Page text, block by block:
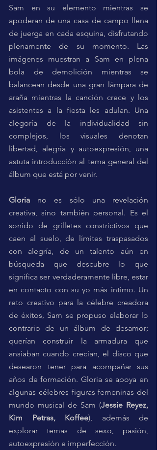
Sam en su elemento mientras se
apoderan de una casa de campo llena
de juerga en cada esquina, disfrutando
plenamente de su momento. Las
imágenes muestran a Sam en plena
bola de demolición mientras se
balancean desde una gran lámpara de
araña mientras la canción crece y los
asistentes a la fiesta les adulan. Una
alegoría de la individualidad sin
complejos, los visuales denotan
libertad, alegría y autoexpresión, una
astuta introducción al tema general del
álbum que está por venir.
Gloria no es sólo una revelación
creativa, sino también personal. Es el
sonido de grilletes constrictivos que
caen al suelo, de límites traspasados
con alegría, de un talento aún en
búsqueda que descubre lo que
significa ser verdaderamente libre, estar
en contacto con su yo más íntimo. Un
reto creativo para la célebre creadora
de éxitos, Sam se propuso elaborar lo
contrario de un álbum de desamor;
querían construir la armadura que
ansiaban cuando crecían, el disco que
desearon tener para acompañar sus
años de formación. Gloria se apoya en
algunas célebres figuras femeninas del
mundo musical de Sam (Jessie Reyez,
Kim Petras, Koffee), además de
explorar temas de sexo, pasión,
autoexpresión e imperfección.